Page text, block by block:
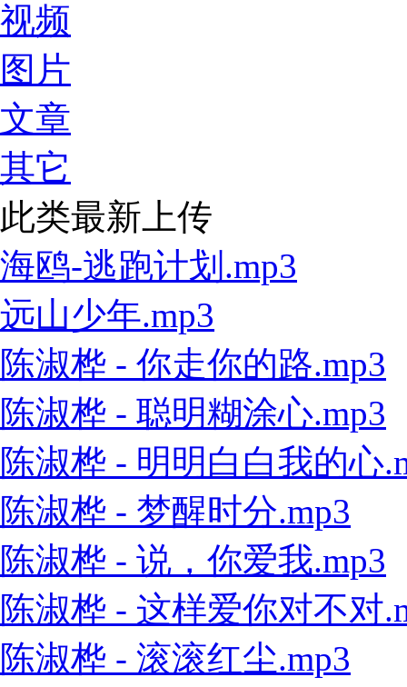
视频
图片
文章
其它
此类最新上传
海鸥-逃跑计划.mp3
远山少年.mp3
陈淑桦 - 你走你的路.mp3
陈淑桦 - 聪明糊涂心.mp3
陈淑桦 - 明明白白我的心
陈淑桦 - 梦醒时分.mp3
陈淑桦 - 说，你爱我.mp3
陈淑桦 - 这样爱你对不对
陈淑桦 - 滚滚红尘.mp3